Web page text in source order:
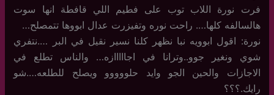
فرت نورة اللاب توب على فطيم اللي قافطة انها سوت
هالسالفه كلها…. راحت نوره وتفيزرت عدال ابووها تتمصلح…
نورة: اقول ابوويه نبا نظهر كلنا نسير نقيل في البر ….نتفري
شوي ونغير جوو..وترانا في اجااااازه… والناس تطلع في
الاجازات والحين الجو وايد حلووووو ويصلح للطلعه….شو
رايك.؟؟؟